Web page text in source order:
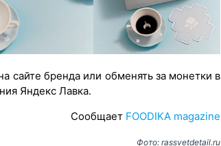
сайте бренда или обменять за монетки в
Яндекс Лавка.
Сообщает FOODIKA magazine
Фото: rassvetdetail.ru